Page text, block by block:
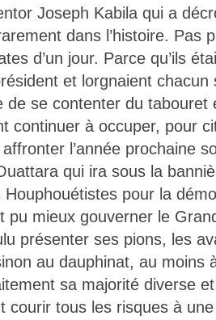
Joseph Kabila qui a
dans l’histoire. Pas
d’un jour. Parce qu’ils
et lorgnaient chacun
de se contenter du tabouret
continuer à occuper, pour
l’année prochaine
qui ira sous la
pour la
pu mieux gouverner le
présenter ses pions, les
au dauphinat, au moins
sa majorité diverse et
courir tous les risques à